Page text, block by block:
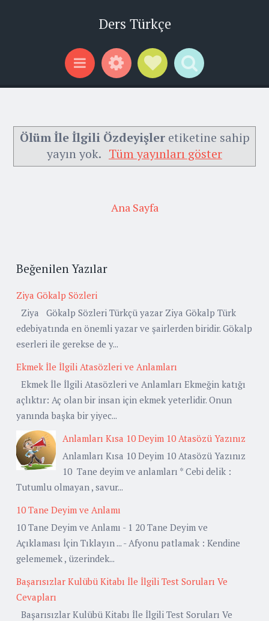
Ders Türkçe
Menu WidgetsSocial Links
Search
Ölüm İle İlgili Özdeyişleretiketine sahip
yayın yok. Tüm yayınları göster
Ana Sayfa
Beğenilen Yazılar
Ziya Gökalp Sözleri
Ziya Gökalp Sözleri Türkçü yazar Ziya Gökalp Türk
edebiyatında en önemli yazar ve şairlerden biridir. Gökalp
eserleri ile gerekse de y...
Ekmek İle İlgili Atasözleri ve Anlamları
Ekmek İle İlgili Atasözleri ve Anlamları Ekmeğin katığı
açlıktır: Aç olan bir insan için ekmek yeterlidir. Onun
yanında başka bir yiyec...
Anlamları Kısa 10 Deyim 10 Atasözü Yazınız
Anlamları Kısa 10 Deyim 10 Atasözü Yazınız
10 Tane deyim ve anlamları * Cebi delik :
Tutumlu olmayan , savur...
10 Tane Deyim ve Anlamı
10 Tane Deyim ve Anlamı - 1 20 Tane Deyim ve
Açıklaması İçin Tıklayın ... - Afyonu patlamak : Kendine
gelememek , üzerindek...
Başarısızlar Kulübü Kitabı İle İlgili Test Soruları Ve
Cevapları
Başarısızlar Kulübü Kitabı İle İlgili Test Soruları Ve